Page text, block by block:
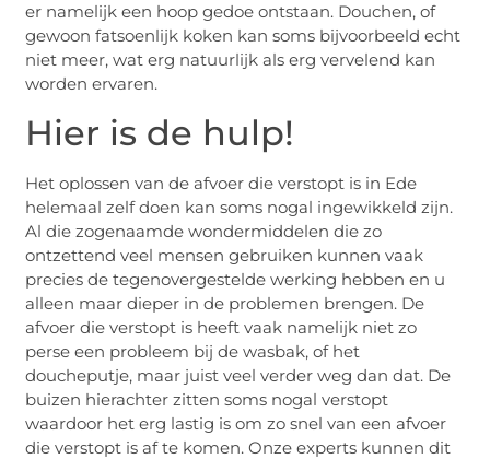
er namelijk een hoop gedoe ontstaan. Douchen, of
gewoon fatsoenlijk koken kan soms bijvoorbeeld echt
niet meer, wat erg natuurlijk als erg vervelend kan
worden ervaren.
Hier is de hulp!
Het oplossen van de afvoer die verstopt is in Ede
helemaal zelf doen kan soms nogal ingewikkeld zijn.
Al die zogenaamde wondermiddelen die zo
ontzettend veel mensen gebruiken kunnen vaak
precies de tegenovergestelde werking hebben en u
alleen maar dieper in de problemen brengen. De
afvoer die verstopt is heeft vaak namelijk niet zo
perse een probleem bij de wasbak, of het
doucheputje, maar juist veel verder weg dan dat. De
buizen hierachter zitten soms nogal verstopt
waardoor het erg lastig is om zo snel van een afvoer
die verstopt is af te komen. Onze experts kunnen dit